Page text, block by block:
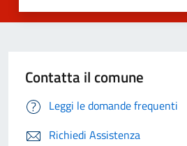
Contatta il comune
Leggi le domande frequenti
Richiedi Assistenza